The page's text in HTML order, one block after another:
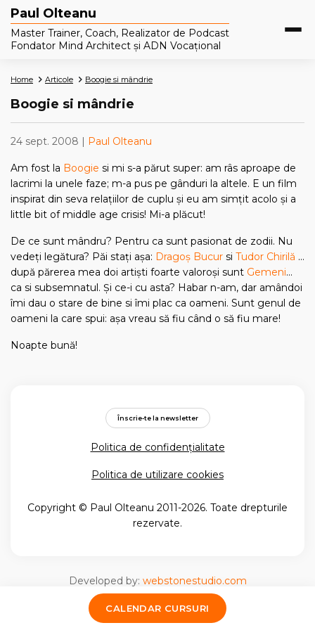
Paul Olteanu
Master Trainer, Coach, Realizator de Podcast
Fondator Mind Architect și ADN Vocațional
Home Articole Boogie si mândrie
Boogie si mândrie
24 sept. 2008 | Paul Olteanu
Am fost la Boogie si mi s-a părut super: am râs aproape de
lacrimi la unele faze; m-a pus pe gânduri la altele. E un film
inspirat din seva relaţiilor de cuplu şi eu am simţit acolo şi a
little bit of middle age crisis! Mi-a plăcut!
De ce sunt mândru? Pentru ca sunt pasionat de zodii. Nu
vedeţi legătura? Păi staţi aşa: Dragoş Bucur si Tudor Chirilă …
după părerea mea doi artişti foarte valoroşi sunt Gemeni…
ca si subsemnatul. Şi ce-i cu asta? Habar n-am, dar amândoi
îmi dau o stare de bine si îmi plac ca oameni. Sunt genul de
oameni la care spui: aşa vreau să fiu când o să fiu mare!
Noapte bună!
Înscrie-te la newsletter
Politica de confidențialitate
Politica de utilizare cookies
Copyright © Paul Olteanu 2011-2026. Toate drepturile
rezervate.
Developed by: webstonestudio.com
CALENDAR CURSURI